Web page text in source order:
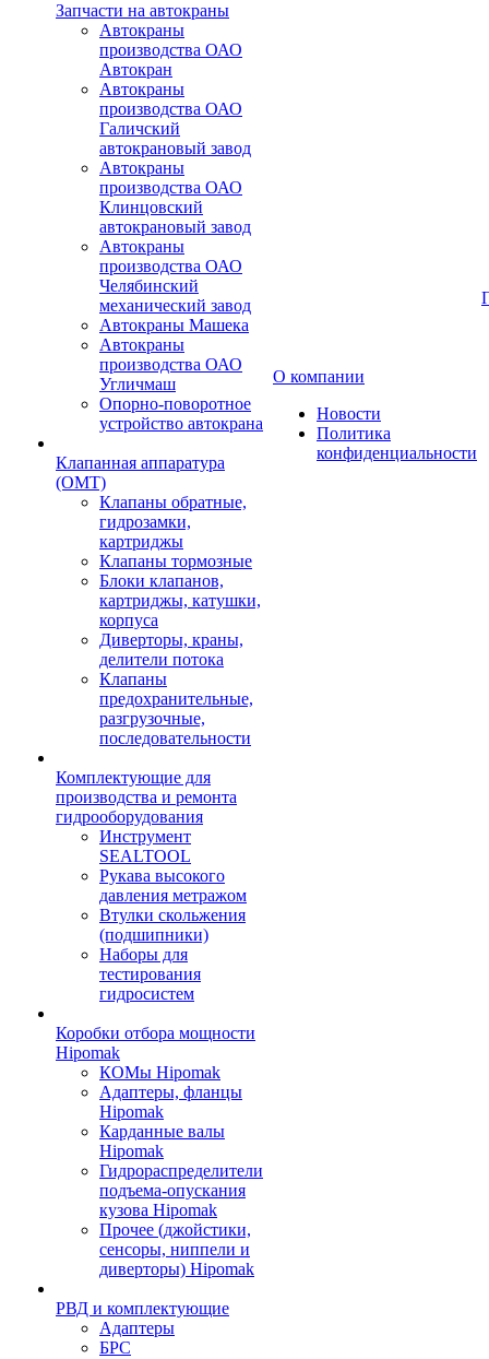
Запчасти на автокраны
Автокраны
производства ОАО
Автокран
Автокраны
производства ОАО
Галичский
автокрановый завод
Автокраны
производства ОАО
Клинцовский
автокрановый завод
Автокраны
производства ОАО
Челябинский
механический завод
Автокраны Машека
Автокраны
производства ОАО
Угличмаш
Опорно-поворотное
устройство автокрана
Клапанная аппаратура
(OMT)
Клапаны обратные,
гидрозамки,
картриджы
Клапаны тормозные
Блоки клапанов,
картриджы, катушки,
корпуса
Диверторы, краны,
делители потока
Клапаны
предохранительные,
разгрузочные,
последовательности
Комплектующие для
производства и ремонта
гидрооборудования
Инструмент
SEALTOOL
Рукава высокого
давления метражом
Втулки скольжения
(подшипники)
Наборы для
тестирования
гидросистем
Коробки отбора мощности
Hipomak
КОМы Hipomak
Адаптеры, фланцы
Hipomak
Карданные валы
Hipomak
Гидрораспределители
подъема-опускания
кузова Hipomak
Прочее (джойстики,
сенсоры, ниппели и
диверторы) Hipomak
РВД и комплектующие
Адаптеры
БРС
О компании
Новости
Политика
конфиденциальности